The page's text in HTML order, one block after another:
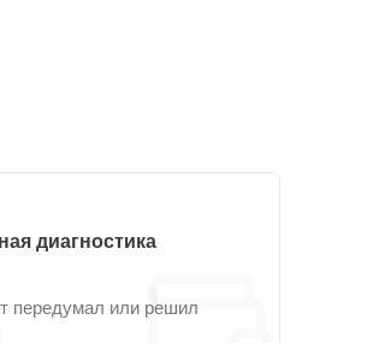
диагностика
передумал или решил